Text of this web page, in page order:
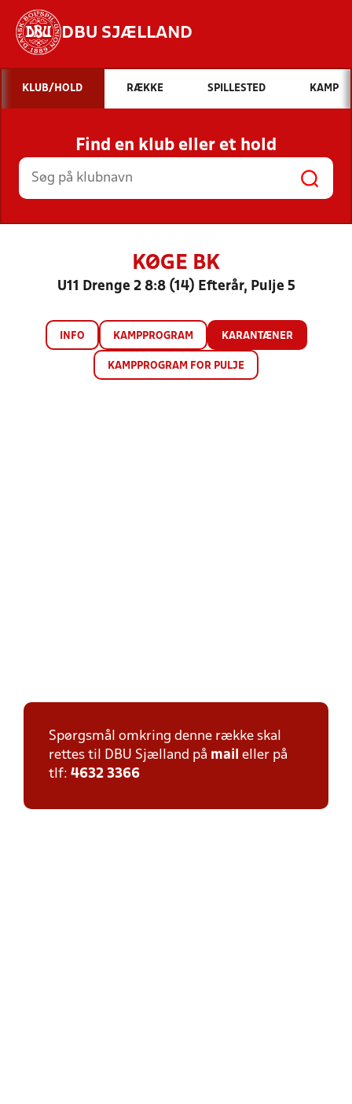
DBU SJÆLLAND
Hvad vil du søge efter?
INDHOLD OG NYHEDER
STILLINGER, RESULTATER, KLUBBER OG
HOLD
KLUB/HOLD RÆKKE SPILLESTED KAMP
Find en klub eller et hold
KØGE BK
U11 Drenge 2 8:8 (14) Efterår, Pulje 5
INFO KAMPPROGRAM KARANTÆNER
KAMPPROGRAM FOR PULJE
Spørgsmål omkring denne række skal
rettes til DBU Sjælland på mail eller på
tlf: 4632 3366